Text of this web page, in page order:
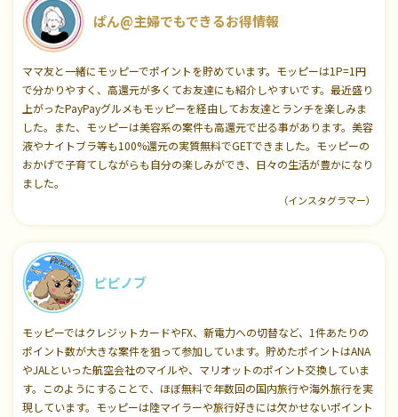
ぱん@主婦でもできるお得情報
ママ友と一緒にモッピーでポイントを貯めています。モッピーは1P=1円
で分かりやすく、高還元が多くてお友達にも紹介しやすいです。最近盛り
上がったPayPayグルメもモッピーを経由してお友達とランチを楽しみま
した。また、モッピーは美容系の案件も高還元で出る事があります。美容
液やナイトブラ等も100%還元の実質無料でGETできました。モッピーの
おかげで子育てしながらも自分の楽しみができ、日々の生活が豊かになり
ました。
（インスタグラマー）
ピピノブ
モッピーではクレジットカードやFX、新電力への切替など、1件あたりの
ポイント数が大きな案件を狙って参加しています。貯めたポイントはANA
やJALといった航空会社のマイルや、マリオットのポイント交換していま
す。このようにすることで、ほぼ無料で年数回の国内旅行や海外旅行を実
現しています。モッピーは陸マイラーや旅行好きには欠かせないポイント